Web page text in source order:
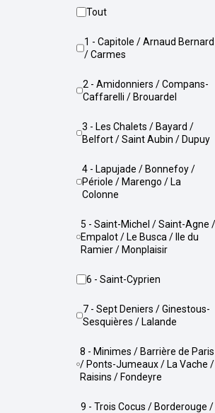
Tout
1 - Capitole / Arnaud Bernard
/ Carmes
2 - Amidonniers / Compans-
Caffarelli / Brouardel
3 - Les Chalets / Bayard /
Belfort / Saint Aubin / Dupuy
4 - Lapujade / Bonnefoy /
Périole / Marengo / La
Colonne
5 - Saint-Michel / Saint-Agne /
Empalot / Le Busca / Ile du
Ramier / Monplaisir
6 - Saint-Cyprien
7 - Sept Deniers / Ginestous-
Sesquières / Lalande
8 - Minimes / Barrière de Paris
/ Ponts-Jumeaux / La Vache /
Raisins / Fondeyre
9 - Trois Cocus / Borderouge /